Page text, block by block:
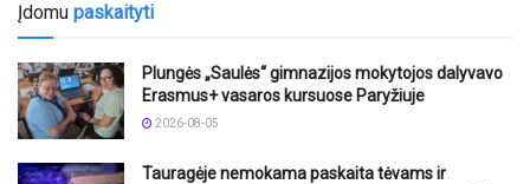
Įdomu paskaityti
Plungės „Saulės“ gimnazijos mokytojos dalyvavo
Erasmus+ vasaros kursuose Paryžiuje
2026-08-05
Tauragėje nemokama paskaita tėvams ir